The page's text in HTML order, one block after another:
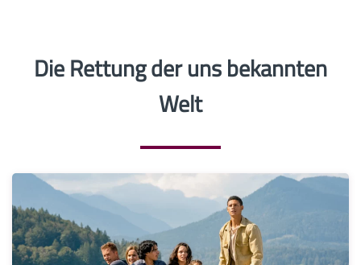
Die Rettung der uns bekannten
Welt